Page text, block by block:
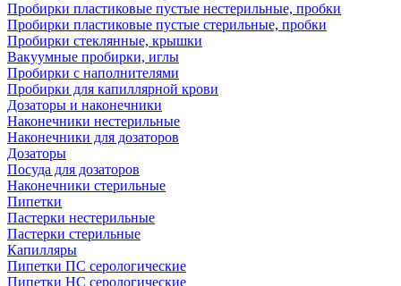
Пробирки пластиковые пустые нестерильные, пробки
Пробирки пластиковые пустые стерильные, пробки
Пробирки стеклянные, крышки
Вакуумные пробирки, иглы
Пробирки с наполнителями
Пробирки для капиллярной крови
Дозаторы и наконечники
Наконечники нестерильные
Наконечники для дозаторов
Дозаторы
Посуда для дозаторов
Наконечники стерильные
Пипетки
Пастерки нестерильные
Пастерки стерильные
Капилляры
Пипетки ПС серологические
Пипетки НС серологические